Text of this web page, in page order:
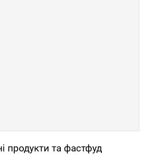
продукти та фастфуд